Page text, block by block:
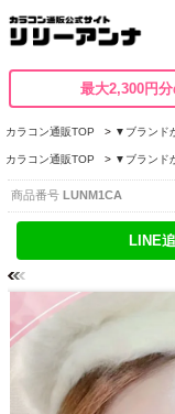
最大2,300円
カラコン通販TOP ▼ブランド
カラコン通販TOP ▼ブランド
商品番号 LUNM1CA
LINE